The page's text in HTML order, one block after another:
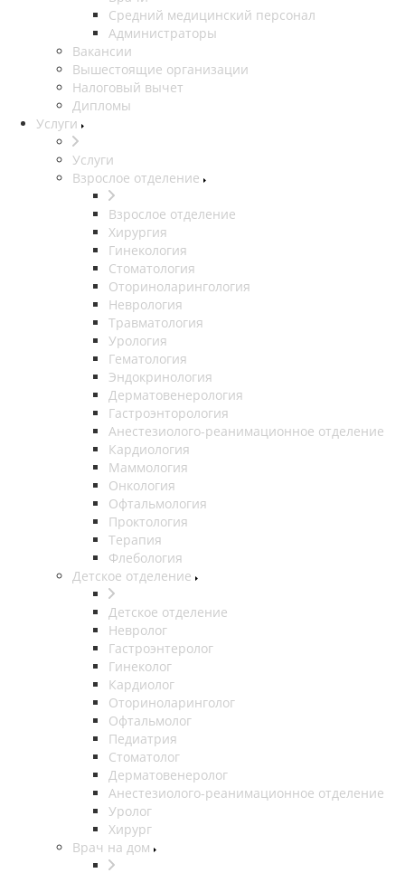
Средний медицинский персонал
Администраторы
Вакансии
Вышестоящие организации
Налоговый вычет
Дипломы
Услуги
Услуги
Взрослое отделение
Взрослое отделение
Хирургия
Гинекология
Стоматология
Оториноларингология
Неврология
Травматология
Урология
Гематология
Эндокринология
Дерматовенерология
Гастроэнторология
Анестезиолого-реанимационное отделение
Кардиология
Маммология
Онкология
Офтальмология
Проктология
Терапия
Флебология
Детское отделение
Детское отделение
Невролог
Гастроэнтеролог
Гинеколог
Кардиолог
Оториноларинголог
Офтальмолог
Педиатрия
Стоматолог
Дерматовенеролог
Анестезиолого-реанимационное отделение
Уролог
Хирург
Врач на дом